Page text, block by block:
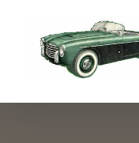
springen